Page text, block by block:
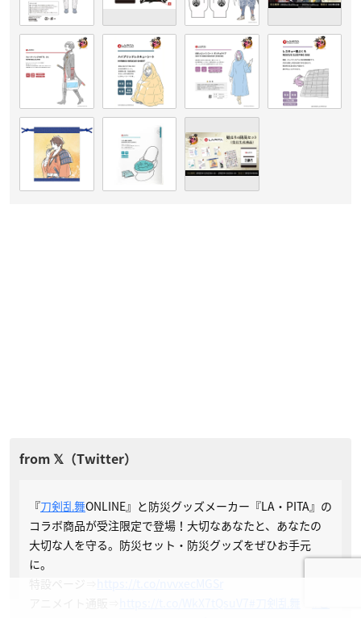
『刀剣乱舞ONLINE』と防災グッズメーカー『LA・PITA』の
コラボ商品が受注限定で登場！大切なあなたと、あなたの
大切な人を守る。防災セット・防災グッズをぜひお手元
に。